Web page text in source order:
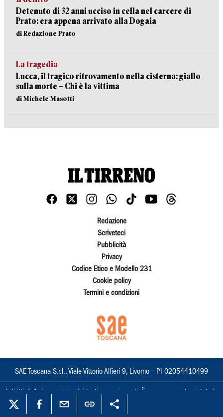
Detenuto di 32 anni ucciso in cella nel carcere di
Prato: era appena arrivato alla Dogaia
di Redazione Prato
La tragedia
Lucca, il tragico ritrovamento nella cisterna: giallo
sulla morte – Chi è la vittima
di Michele Masotti
Redazione
Scriveteci
Pubblicità
Privacy
Codice Etico e Modello 231
Cookie policy
Termini e condizioni
SAE Toscana S.r.l., Viale Vittorio Alfieri 9, Livorno – PI 02054410499
I diritti delle immagini e dei testi sono riservati. È espressamente vietata la
loro riproduzione con qualsiasi mezzo e l'adattamento totale o parziale.